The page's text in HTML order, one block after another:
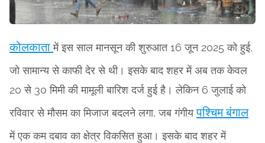
कोलकातामें इस साल मानसून की शुरुआत 16 जून 2025 को हुई,
जो सामान्य से काफी देर से थी। इसके बाद शहर में अब तक केवल
20 से 30 मिमी की मामूली बारिश दर्ज हुई है। लेकिन 6 जुलाई को
रविवार से मौसम का मिजाज बदलने लगा, जब गंगीयपश्चिम बंगाल
में एक कम दबाव का क्षेत्र विकसित हुआ। इसके बाद शहर में